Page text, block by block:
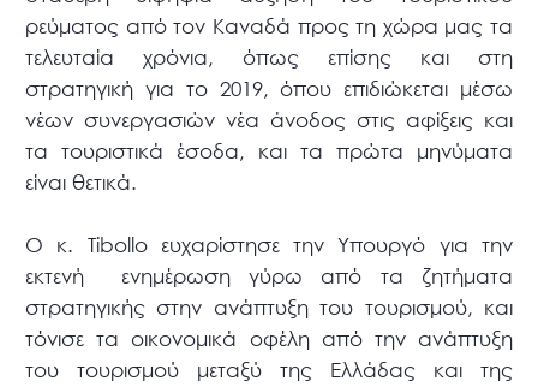
ρεύματος από τον Καναδά προς τη χώρα μας τα
τελευταία χρόνια, όπως επίσης και στη
στρατηγική για το 2019, όπου επιδιώκεται μέσω
νέων συνεργασιών νέα άνοδος στις αφίξεις και
τα τουριστικά έσοδα, και τα πρώτα μηνύματα
είναι θετικά.
Ο κ. Tibollo ευχαρίστησε την Υπουργό για την
εκτενή ενημέρωση γύρω από τα ζητήματα
στρατηγικής στην ανάπτυξη του τουρισμού, και
τόνισε τα οικονομικά οφέλη από την ανάπτυξη
του τουρισμού μεταξύ της Ελλάδας και της